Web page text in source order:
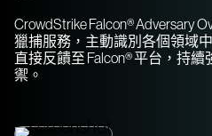
CrowdStrike Falcon® Adversary
獵捕服務，主動識別各個領域
直接反饋至 Falcon® 平台，持
禦。